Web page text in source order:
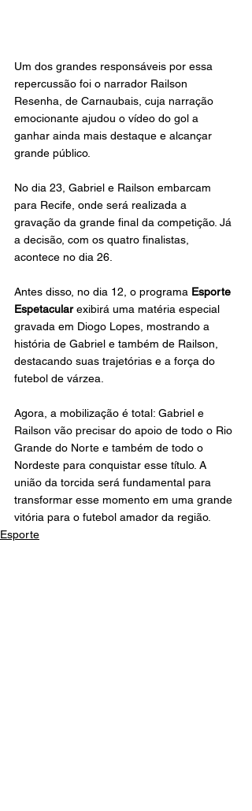
Um dos grandes responsáveis por essa
repercussão foi o narrador Railson
Resenha, de Carnaubais, cuja narração
emocionante ajudou o vídeo do gol a
ganhar ainda mais destaque e alcançar
grande público.
No dia 23, Gabriel e Railson embarcam
para Recife, onde será realizada a
gravação da grande final da competição. Já
a decisão, com os quatro finalistas,
acontece no dia 26.
Antes disso, no dia 12, o programa Esporte
Espetacular exibirá uma matéria especial
gravada em Diogo Lopes, mostrando a
história de Gabriel e também de Railson,
destacando suas trajetórias e a força do
futebol de várzea.
Agora, a mobilização é total: Gabriel e
Railson vão precisar do apoio de todo o Rio
Grande do Norte e também de todo o
Nordeste para conquistar esse título. A
união da torcida será fundamental para
transformar esse momento em uma grande
vitória para o futebol amador da região.
Esporte